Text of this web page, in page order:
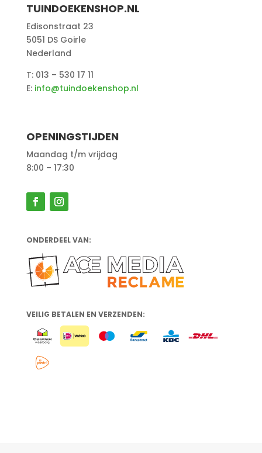
TUINDOEKENSHOP.NL
Edisonstraat 23
5051 DS Goirle
Nederland
T: 013 – 530 17 11
E: info@tuindoekenshop.nl
OPENINGSTIJDEN
Maandag t/m vrijdag
8:00 – 17:30
ONDERDEEL VAN:
VEILIG BETALEN EN VERZENDEN: